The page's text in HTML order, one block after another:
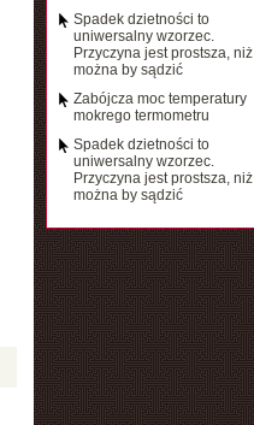
Spadek dzietności to
uniwersalny wzorzec.
Przyczyna jest prostsza, niż
można by sądzić
Zabójcza moc temperatury
mokrego termometru
Spadek dzietności to
uniwersalny wzorzec.
Przyczyna jest prostsza, niż
można by sądzić